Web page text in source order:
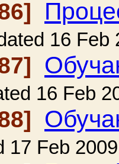
16 Feb
16 Feb
17 Feb 2009